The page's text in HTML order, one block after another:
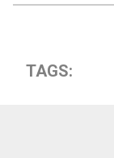
TAGS: